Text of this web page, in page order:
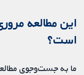
این مطالعه
است؟
ما به جست‌وجوی مطالعات تا 31 ژانویه